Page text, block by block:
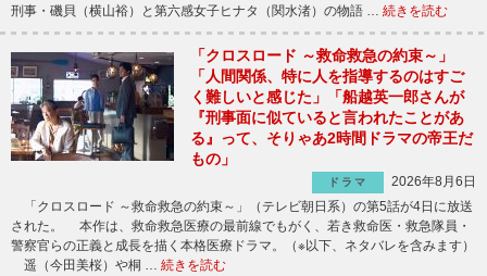
刑事・磯貝（横山裕）と第六感女子ヒナタ（関水渚）の物語 … 続きを読む
「クロスロード ～救命救急の約束～」
「人間関係、特に人を指導するのはすご
く難しいと感じた」「船越英一郎さんが
『刑事面に似ていると言われたことがあ
る』って、そりゃあ2時間ドラマの帝王だ
もの」
ドラマ
2026年8月6日
「クロスロード ～救命救急の約束～」（テレビ朝日系）の第5話が4日に放送
された。 本作は、救命救急医療の最前線でもがく、若き救命医・救急隊員・
警察官らの正義と成長を描く本格医療ドラマ。（※以下、ネタバレを含みます）
遥（今田美桜）や桐 … 続きを読む